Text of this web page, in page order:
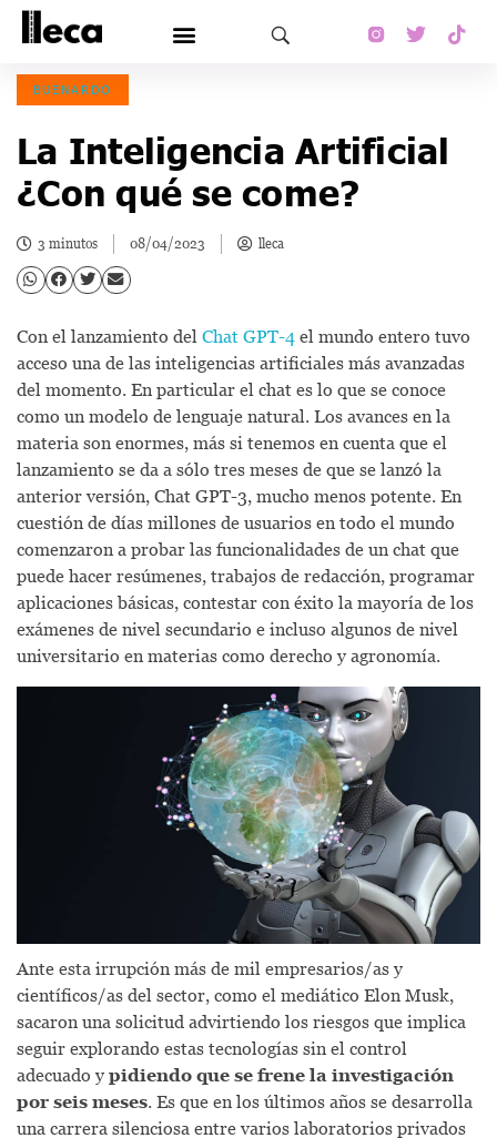
BUENARDO
La Inteligencia Artificial
¿Con qué se come?
3 minutos 08/04/2023 lleca
Con el lanzamiento del Chat GPT-4 el mundo entero tuvo
acceso una de las inteligencias artificiales más avanzadas
del momento. En particular el chat es lo que se conoce
como un modelo de lenguaje natural. Los avances en la
materia son enormes, más si tenemos en cuenta que el
lanzamiento se da a sólo tres meses de que se lanzó la
anterior versión, Chat GPT-3, mucho menos potente. En
cuestión de días millones de usuarios en todo el mundo
comenzaron a probar las funcionalidades de un chat que
puede hacer resúmenes, trabajos de redacción, programar
aplicaciones básicas, contestar con éxito la mayoría de los
exámenes de nivel secundario e incluso algunos de nivel
universitario en materias como derecho y agronomía.
Ante esta irrupción más de mil empresarios/as y
científicos/as del sector, como el mediático Elon Musk,
sacaron una solicitud advirtiendo los riesgos que implica
seguir explorando estas tecnologías sin el control
adecuado y pidiendo que se frene la investigación
por seis meses. Es que en los últimos años se desarrolla
una carrera silenciosa entre varios laboratorios privados